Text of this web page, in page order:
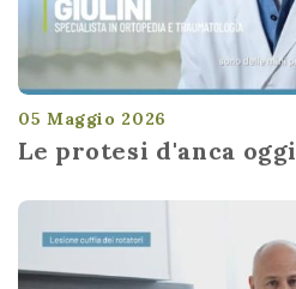
05 Maggio 2026
Le protesi d'anca oggi